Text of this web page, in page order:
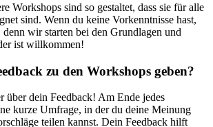
Workshops⁤ sind‍ so gestaltet, dass sie für alle
‍sind. ⁢Wenn du keine Vorkenntnisse hast,
⁤wir starten bei den Grundlagen und
ist‍ willkommen!
zu​ den Workshops geben?
über dein Feedback!⁣ Am Ende jedes
kurze Umfrage, in der du⁤ deine ​Meinung​
teilen ⁣kannst. Dein Feedback ⁣hilft​